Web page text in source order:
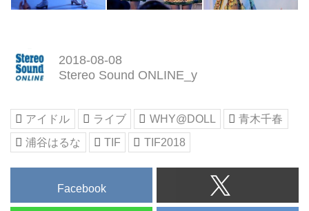
2018-08-08
Stereo Sound ONLINE_y
アイドル ライブ WHY@DOLL
青木千春
浦谷はるな
TIF TIF2018
Facebook